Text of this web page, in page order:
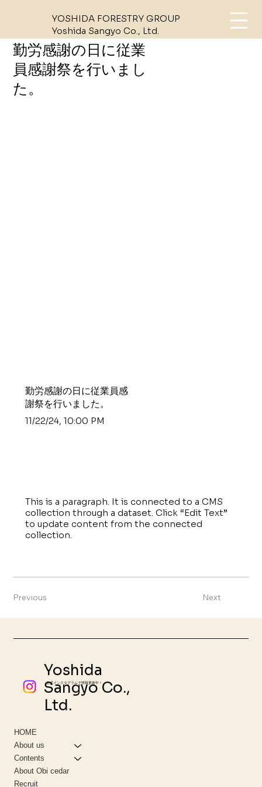
YOSHIDA FORESTRY GROUP
Yoshida Sangyo Co., Ltd.
勤労感謝の日に従業
員感謝祭を行いまし
た。
勤労感謝の日に従業員感
謝祭を行いました。
11/22/24, 10:00 PM
This is a paragraph. It is connected to a CMS
collection through a dataset. Click “Edit Text”
to update content from the connected
collection.
Previous Next
Yoshida
Sangyo Co.,
Ltd.
公式インスタグラムで情報更新中！
HOME
About us
Contents
About Obi cedar
Recruit